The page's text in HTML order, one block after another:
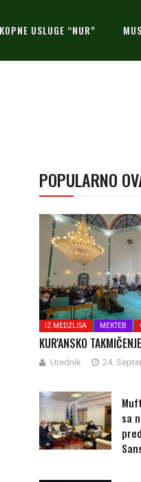
USLUGE “NUR”
POPULARNO
IZ MEDŽLISA MEKTEB
KUR'ANSKO
Urednik 24.
sa